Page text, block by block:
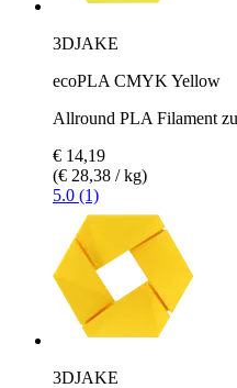
3DJAKE
ecoPLA CMYK Yellow
Allround PLA Filament
€ 14,19
(€ 28,38 / kg)
5.0 (1)
3DJAKE